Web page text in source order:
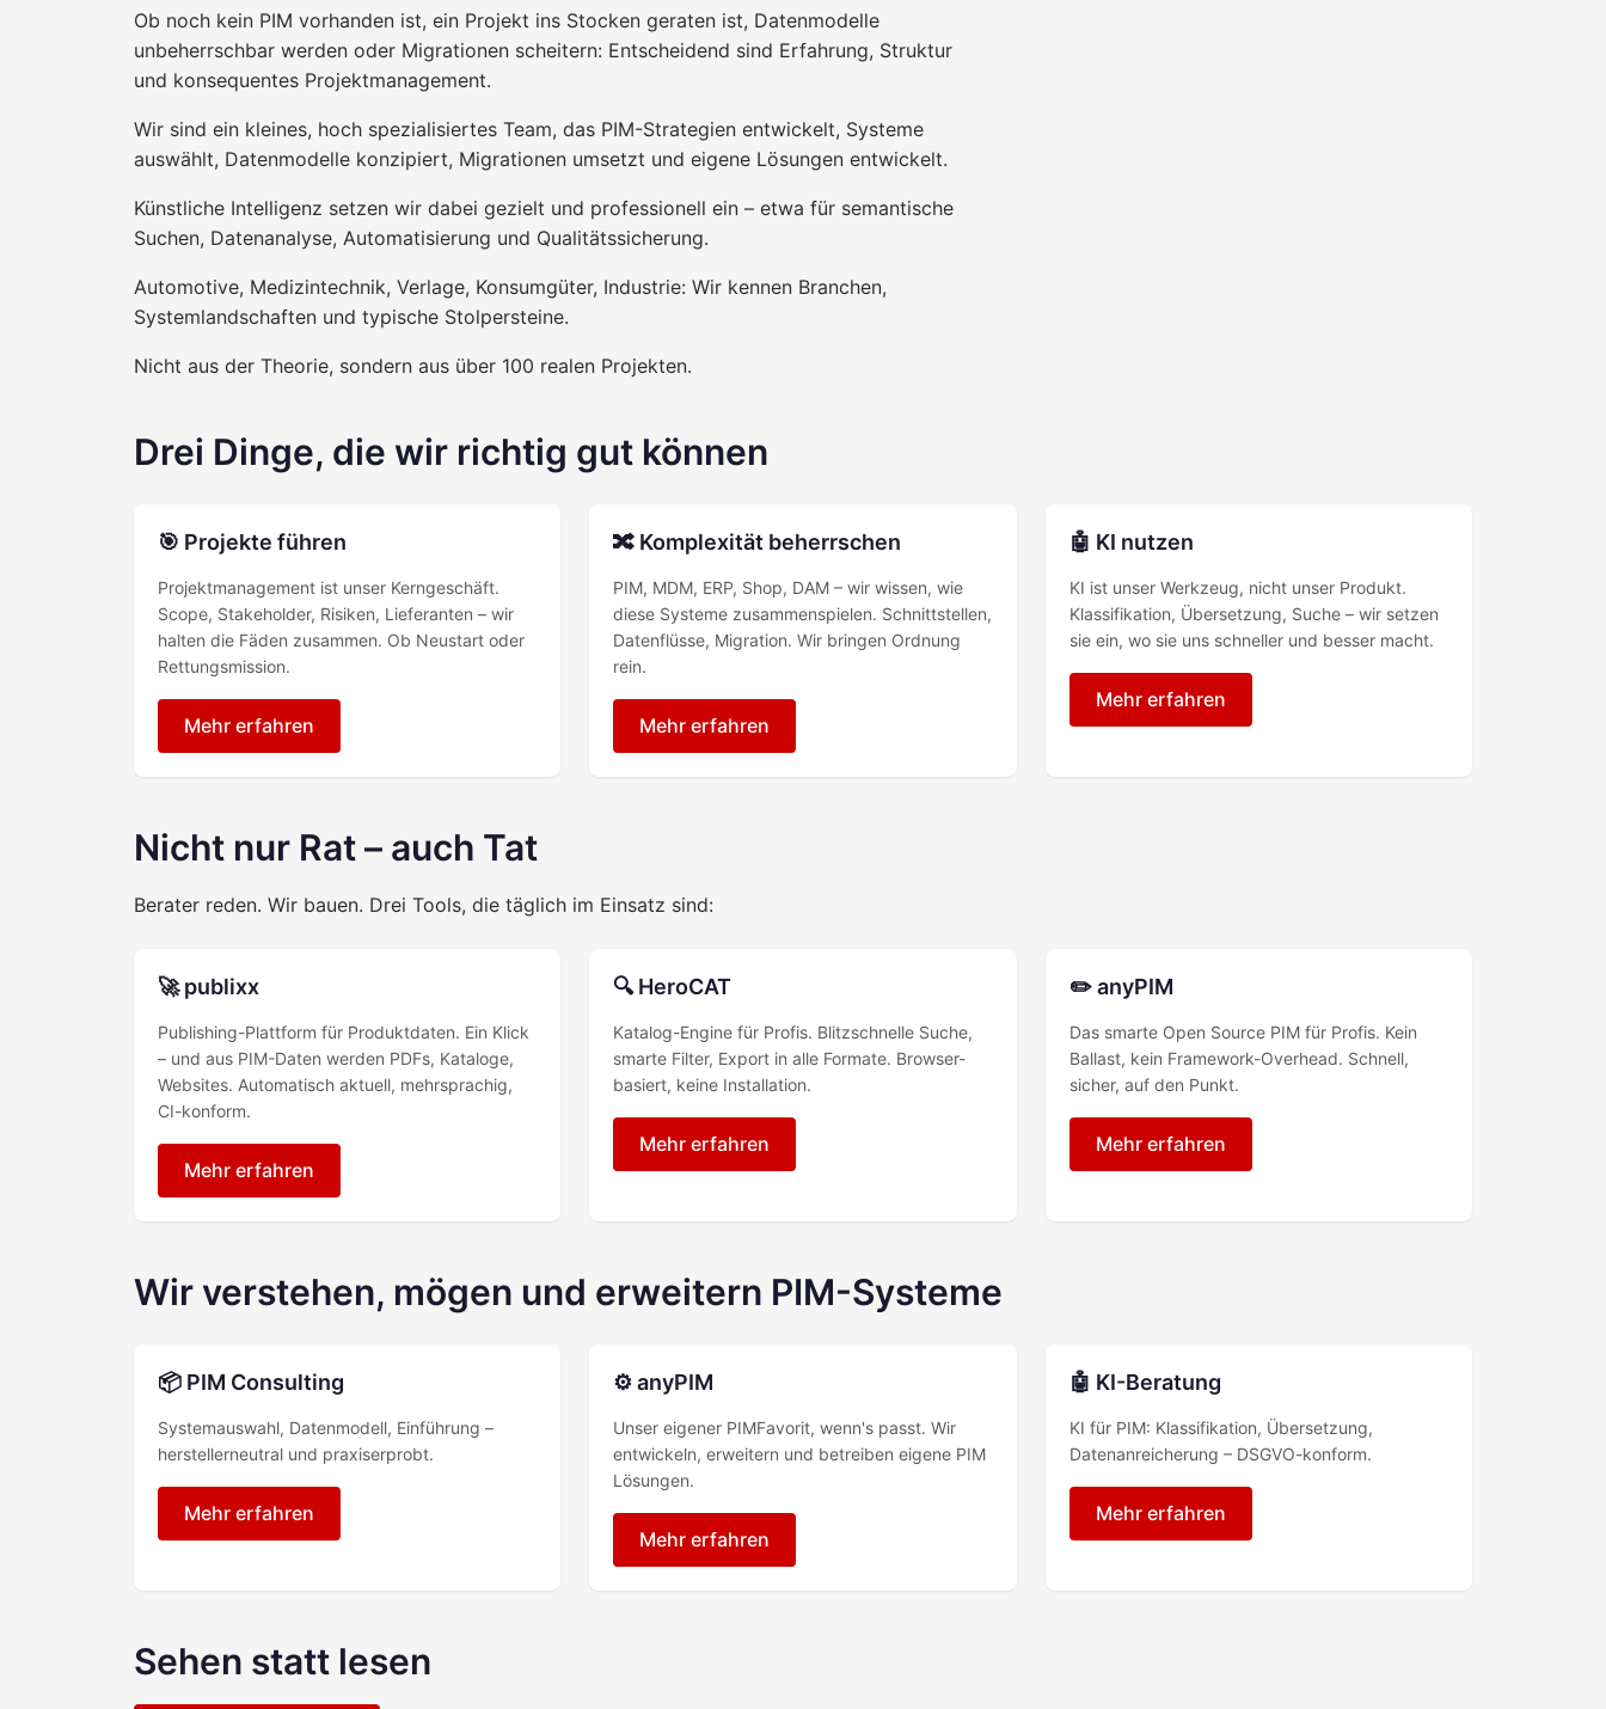
Ob noch kein PIM vorhanden ist, ein Projekt ins Stocken geraten ist, Datenmodelle
unbeherrschbar werden oder Migrationen scheitern: Entscheidend sind Erfahrung, Struktur
und konsequentes Projektmanagement.
Wir sind ein kleines, hoch spezialisiertes Team, das PIM-Strategien entwickelt, Systeme
auswählt, Datenmodelle konzipiert, Migrationen umsetzt und eigene Lösungen entwickelt.
Künstliche Intelligenz setzen wir dabei gezielt und professionell ein – etwa für semantische
Suchen, Datenanalyse, Automatisierung und Qualitätssicherung.
Automotive, Medizintechnik, Verlage, Konsumgüter, Industrie: Wir kennen Branchen,
Systemlandschaften und typische Stolpersteine.
Nicht aus der Theorie, sondern aus über 100 realen Projekten.
Drei Dinge, die wir richtig gut können
🎯 Projekte führen
Projektmanagement ist unser Kerngeschäft.
Scope, Stakeholder, Risiken, Lieferanten – wir
halten die Fäden zusammen. Ob Neustart oder
Rettungsmission.
Mehr erfahren
🔀 Komplexität beherrschen
PIM, MDM, ERP, Shop, DAM – wir wissen, wie
diese Systeme zusammenspielen. Schnittstellen,
Datenflüsse, Migration. Wir bringen Ordnung
rein.
Mehr erfahren
🤖 KI nutzen
KI ist unser Werkzeug, nicht unser Produkt.
Klassifikation, Übersetzung, Suche – wir setzen
sie ein, wo sie uns schneller und besser macht.
Mehr erfahren
Nicht nur Rat – auch Tat
Berater reden. Wir bauen. Drei Tools, die täglich im Einsatz sind:
🚀 publixx
Publishing-Plattform für Produktdaten. Ein Klick
– und aus PIM-Daten werden PDFs, Kataloge,
Websites. Automatisch aktuell, mehrsprachig,
CI-konform.
Mehr erfahren
🔍 HeroCAT
Katalog-Engine für Profis. Blitzschnelle Suche,
smarte Filter, Export in alle Formate. Browser-
basiert, keine Installation.
Mehr erfahren
✏️ anyPIM
Das smarte Open Source PIM für Profis. Kein
Ballast, kein Framework-Overhead. Schnell,
sicher, auf den Punkt.
Mehr erfahren
Wir verstehen, mögen und erweitern PIM-Systeme
📦 PIM Consulting
Systemauswahl, Datenmodell, Einführung –
herstellerneutral und praxiserprobt.
Mehr erfahren
⚙️ anyPIM
Unser eigener PIMFavorit, wenn's passt. Wir
entwickeln, erweitern und betreiben eigene PIM
Lösungen.
Mehr erfahren
🤖 KI-Beratung
KI für PIM: Klassifikation, Übersetzung,
Datenanreicherung – DSGVO-konform.
Mehr erfahren
Sehen statt lesen